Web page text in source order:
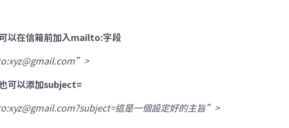
以在信箱前加入mailto:字段
可以添加subject=
這是一個設定好的主旨”>